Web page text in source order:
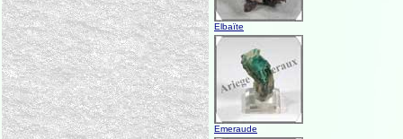
Elbaïte
Emeraude